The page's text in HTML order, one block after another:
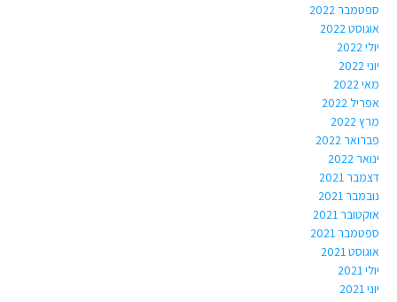
ספטמבר 2022
אוגוסט 2022
יולי 2022
יוני 2022
מאי 2022
אפריל 2022
מרץ 2022
פברואר 2022
ינואר 2022
דצמבר 2021
נובמבר 2021
אוקטובר 2021
ספטמבר 2021
אוגוסט 2021
יולי 2021
יוני 2021